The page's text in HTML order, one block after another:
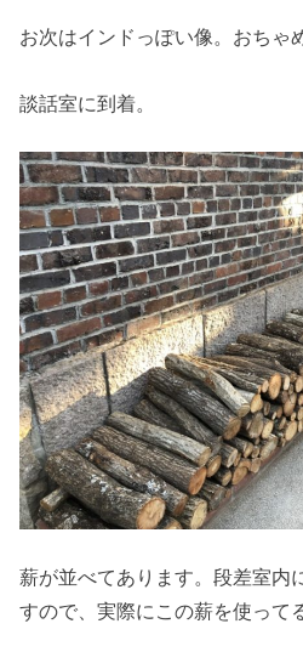
お次はインドっぽい像。おちゃ
談話室に到着。
薪が並べてあります。段差室内
すので、実際にこの薪を使って